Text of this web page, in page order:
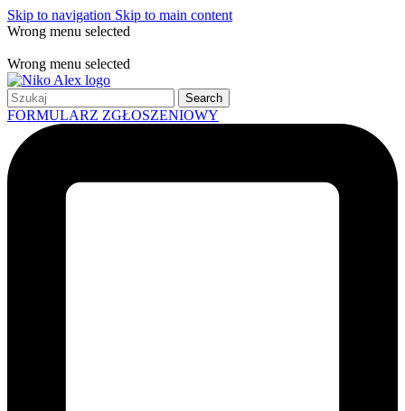
Skip to navigation Skip to main content
Wrong menu selected
Wrong menu selected
Search
FORMULARZ ZGŁOSZENIOWY